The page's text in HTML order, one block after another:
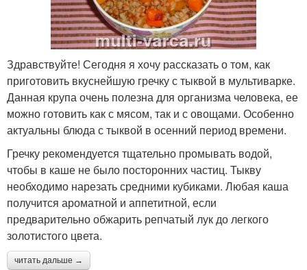
Здравствуйте! Сегодня я хочу рассказать о том, как
приготовить вкуснейшую гречку с тыквой в мультиварке.
Данная крупа очень полезна для организма человека, ее
можно готовить как с мясом, так и с овощами. Особенно
актуальны блюда с тыквой в осенний период времени.
Гречку рекомендуется тщательно промывать водой,
чтобы в каше не было посторонних частиц. Тыкву
необходимо нарезать средними кубиками. Любая каша
получится ароматной и аппетитной, если
предварительно обжарить репчатый лук до легкого
золотистого цвета.
читать дальше →